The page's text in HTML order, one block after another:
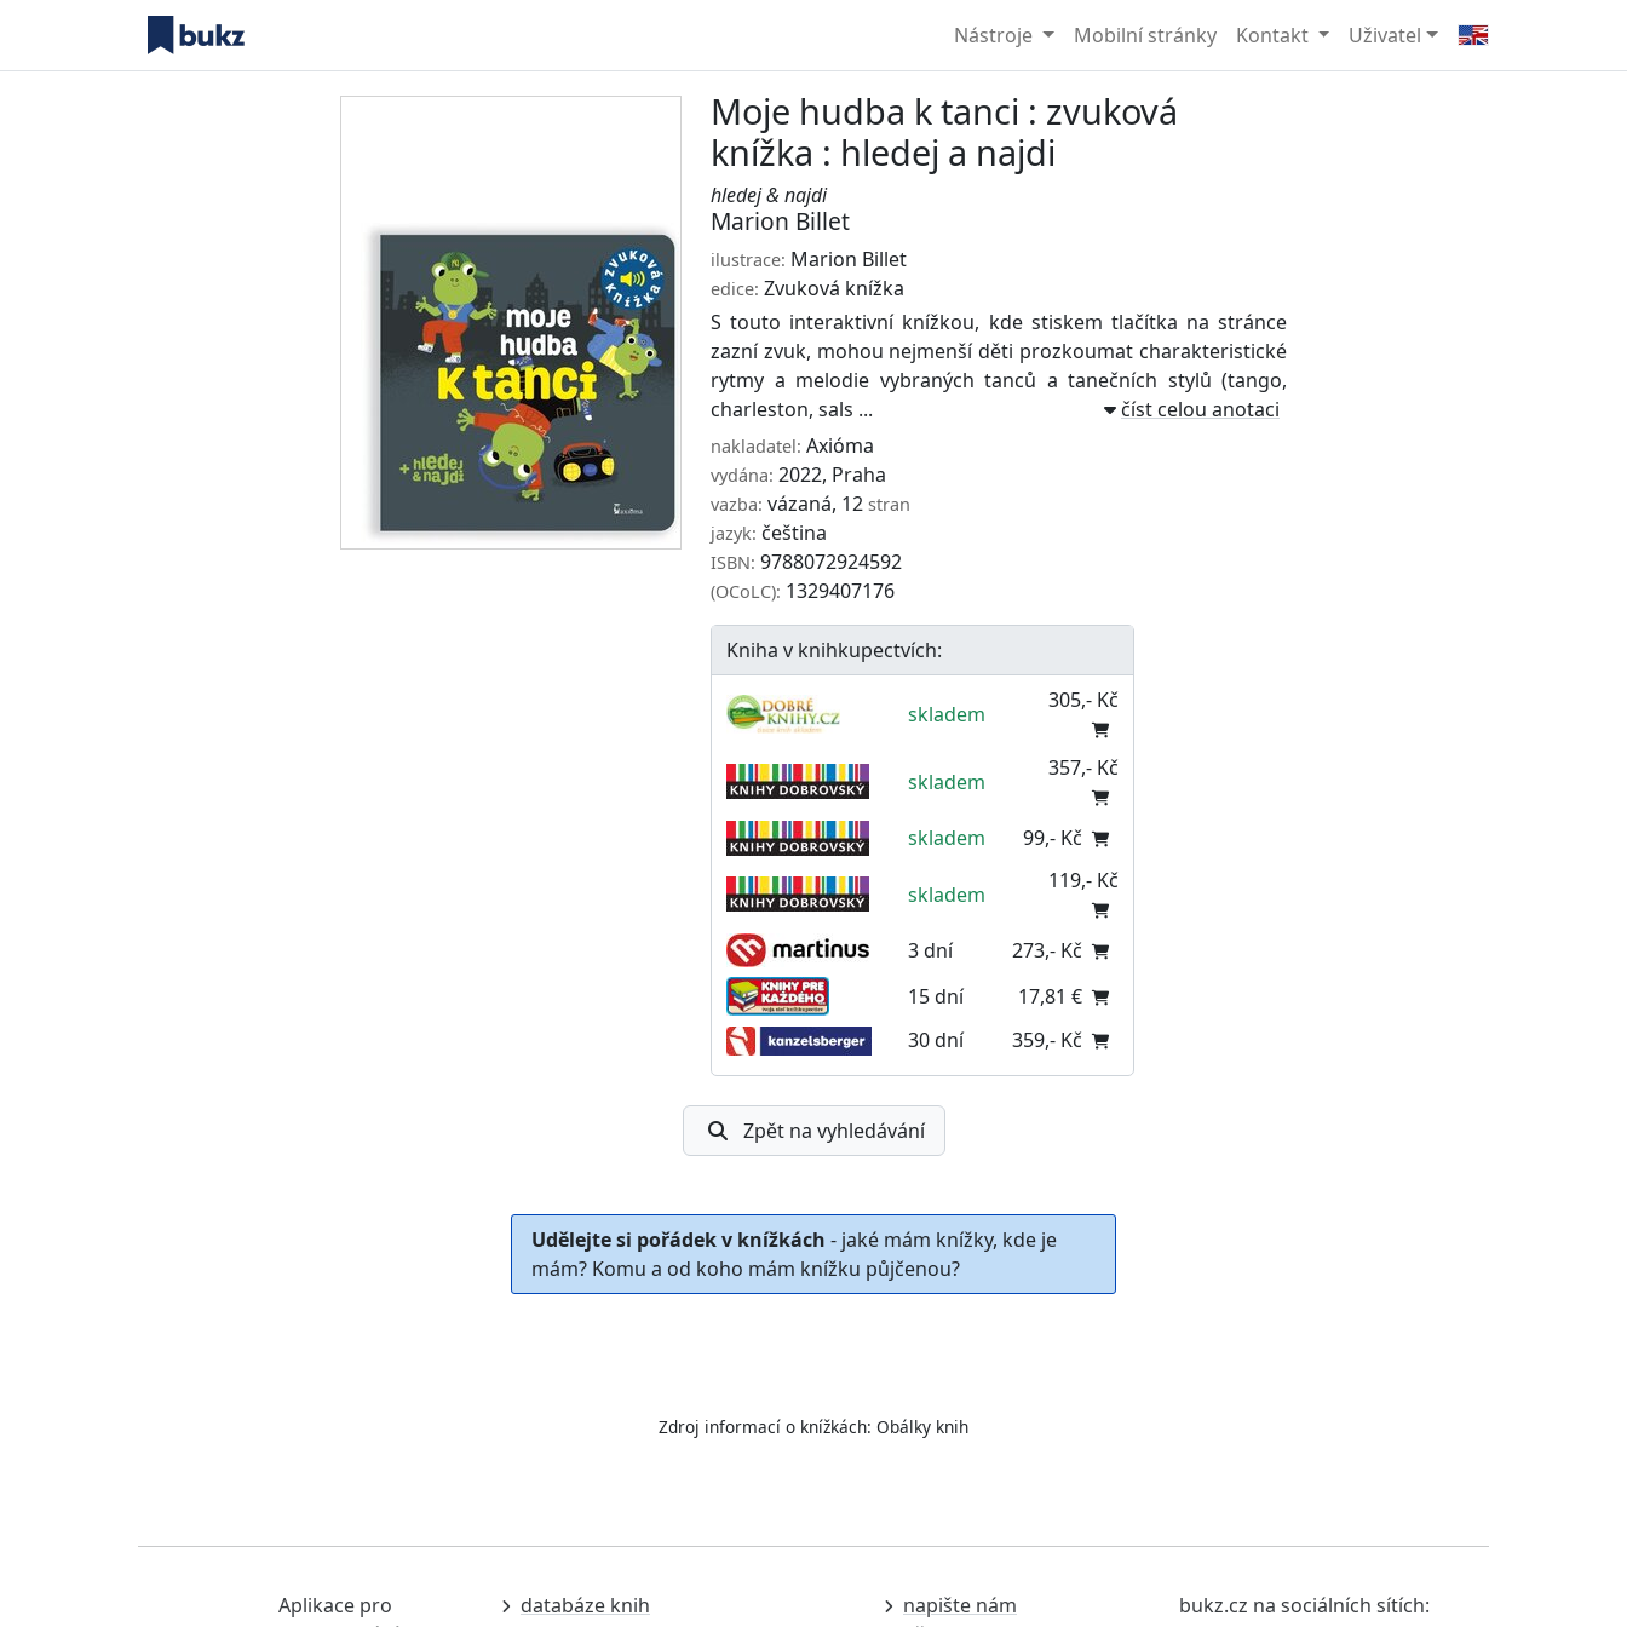
Nástroje Mobilní stránky Kontakt Uživatel
Moje hudba k tanci : zvuková
knížka : hledej a najdi
hledej & najdi
Marion Billet
ilustrace: Marion Billet
edice: Zvuková knížka
S touto interaktivní knížkou, kde stiskem tlačítka na stránce
zazní zvuk, mohou nejmenší děti prozkoumat charakteristické
rytmy a melodie vybraných tanců a tanečních stylů (tango,
charleston, sals ...
číst celou anotaci
nakladatel: Axióma
vydána: 2022, Praha
vazba: vázaná, 12 stran
jazyk: čeština
ISBN: 9788072924592
(OCoLC): 1329407176
Kniha v knihkupectvích:
skladem
305,- Kč
skladem
357,- Kč
skladem 99,- Kč
skladem
119,- Kč
3 dní
273,- Kč
15 dní
17,81 €
30 dní
359,- Kč
Zpět na vyhledávání
Udělejte si pořádek v knížkách - jaké mám knížky, kde je
mám? Komu a od koho mám knížku půjčenou?
Zdroj informací o knížkách: Obálky knih
Aplikace pro
databáze knih
napište nám
bukz.cz na sociálních sítích: